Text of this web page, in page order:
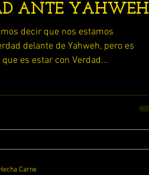
ANTE YAHWEH
decir que nos estamos
delante de Yahweh, pero es
es estar con Verdad...
Carne